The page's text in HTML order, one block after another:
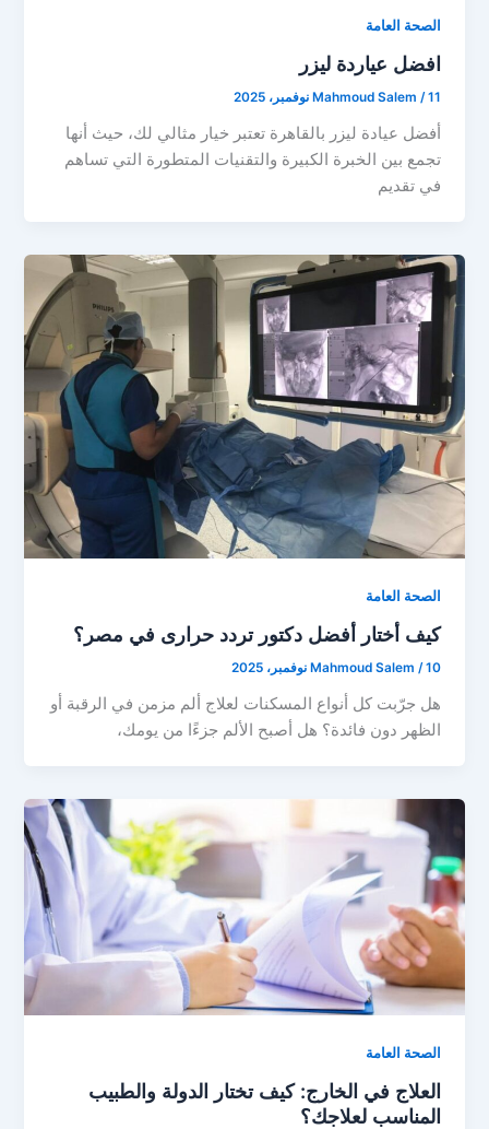
الصحة العامة
افضل عياردة ليزر
Mahmoud Salem /11 نوفمبر، 2025
أفضل عيادة ليزر بالقاهرة تعتبر خيار مثالي لك، حيث أنها
تجمع بين الخبرة الكبيرة والتقنيات المتطورة التي تساهم
في تقديم
الصحة العامة
كيف أختار أفضل دكتور تردد حرارى في مصر؟
Mahmoud Salem /10 نوفمبر، 2025
هل جرّبت كل أنواع المسكنات لعلاج ألم مزمن في الرقبة أو
الظهر دون فائدة؟ هل أصبح الألم جزءًا من يومك،
الصحة العامة
العلاج في الخارج: كيف تختار الدولة والطبيب
المناسب لعلاجك؟